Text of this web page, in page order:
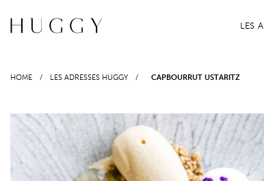
contenu
LES
HOME / LES ADRESSES HUGGY / CAPBOURRUT USTARITZ